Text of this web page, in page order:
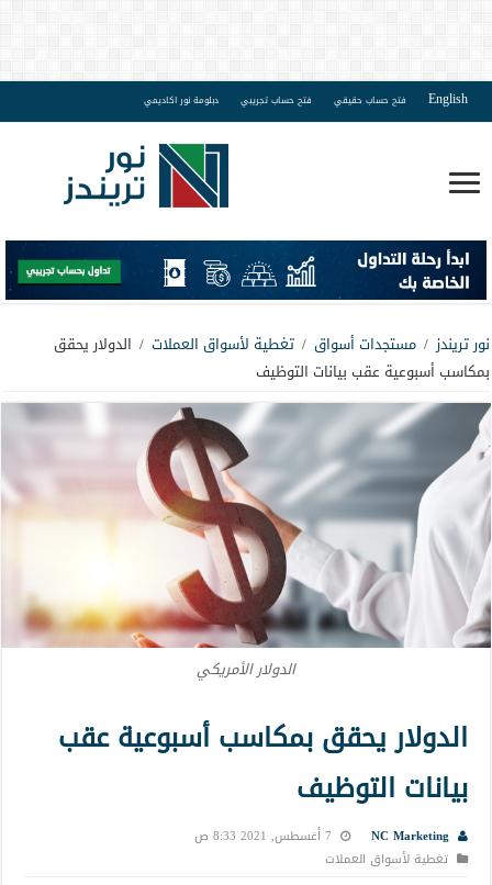
English فتح حساب حقيقي فتح حساب تجريبي دبلومة نور اكاديمي
نور تريندز / مستجدات أسواق / تغطية لأسواق العملات / الدولار يحقق
بمكاسب أسبوعية عقب بيانات التوظيف
الدولار الأمريكي
الدولار يحقق بمكاسب أسبوعية عقب
بيانات التوظيف
NC Marketing
7 أغسطس, 2021 8:33 ص
تغطية لأسواق العملات